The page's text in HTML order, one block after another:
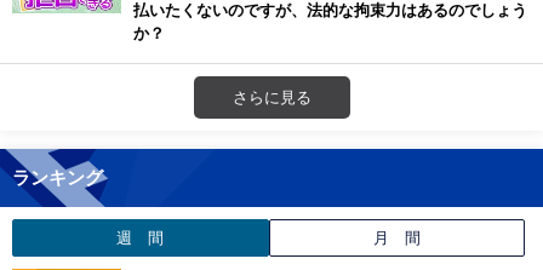
払いたくないのですが、法的な拘束力はあるのでしょう
か？
さらに見る
ランキング
週 間 月 間